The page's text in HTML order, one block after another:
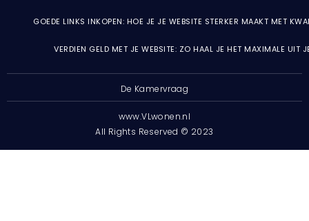
GOEDE LINKS INKOPEN: HOE JE JE WEBSITE STERKER MAAKT MET
VERDIEN GELD MET JE WEBSITE: ZO HAAL JE HET MAXIMALE UIT
De Kamervraag
www.VLwonen.nl
All Rights Reserved © 2023